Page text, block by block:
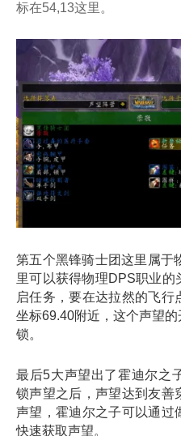
标在54,13这里。
第五个黑锋骑士团这里属于
里可以获得物理DPS职业
启任务，要在达拉然的飞
坐标69.40附近，这个声望
锁。
最后5大声望出了霍迪尔之
锁声望之后，声望达到友善
声望，霍迪尔之子可以通过
快速获取声望。